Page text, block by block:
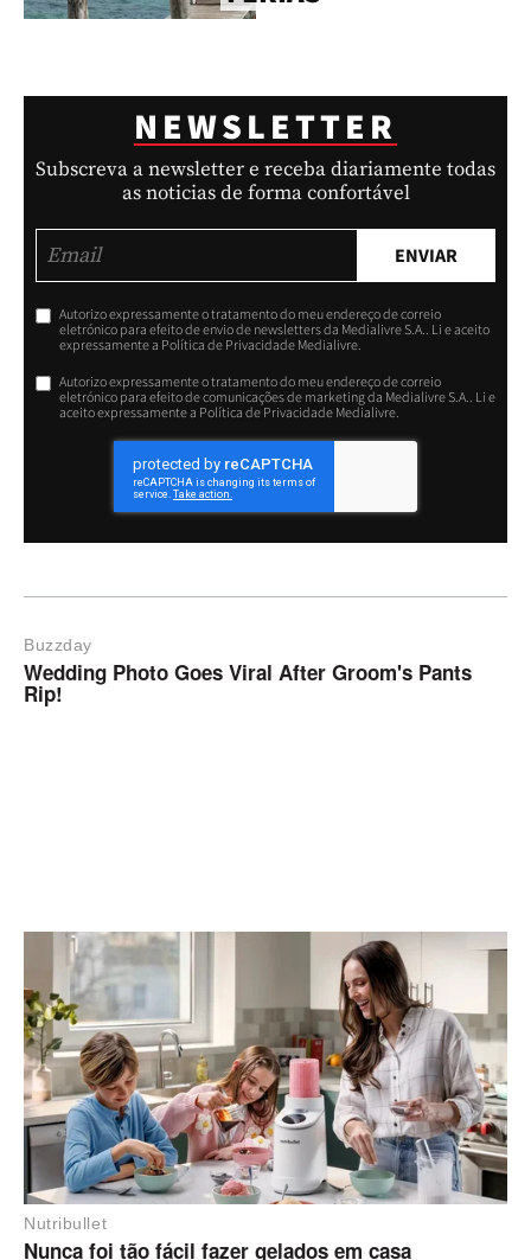
NEWSLETTER
Subscreva a newsletter e receba diariamente todas
as noticias de forma confortável
ENVIAR
Autorizo expressamente o tratamento do meu endereço de correio
eletrónico para efeito de envio de newsletters da Medialivre S.A.. Li e aceito
expressamente a Política de Privacidade Medialivre.
Autorizo expressamente o tratamento do meu endereço de correio
eletrónico para efeito de comunicações de marketing da Medialivre S.A.. Li e
aceito expressamente a Política de Privacidade Medialivre.